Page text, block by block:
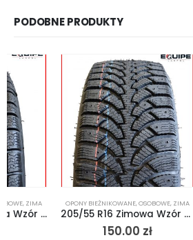
PODOBNE PRODUKTY
OPONY BIEŻNIKOWANE ,OSOBOWE,ZIMA
205/55 R16 Zimowa Wzór Nokian HPL
zł
OPONY